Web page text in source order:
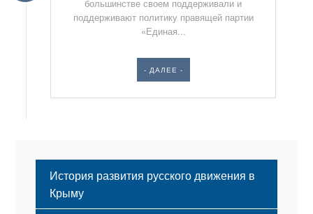
большинстве своем поддерживали и
поддерживают политику правящей партии
«Единая...
- ДАЛЕЕ -
История развития русского движения в
Крыму